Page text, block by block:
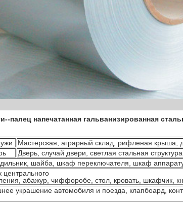
Отправить
палец напечатанная гальванизированная
Мастерская, аграрный склад, рифленая крыша,
Дверь, случай двери, светлая стальная
шайба, шкаф переключателя, шкаф
центрального
абажур, чиффоробе, стол, кровать, шкафчик,
украшение автомобиля и поезда, клапбоард,